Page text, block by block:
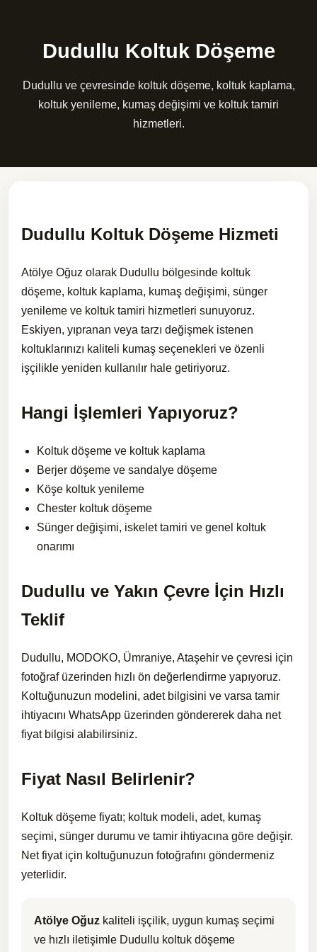
Dudullu Koltuk Döşeme
Dudullu ve çevresinde koltuk döşeme, koltuk kaplama,
koltuk yenileme, kumaş değişimi ve koltuk tamiri
hizmetleri.
Dudullu Koltuk Döşeme Hizmeti
Atölye Oğuz olarak Dudullu bölgesinde koltuk
döşeme, koltuk kaplama, kumaş değişimi, sünger
yenileme ve koltuk tamiri hizmetleri sunuyoruz.
Eskiyen, yıpranan veya tarzı değişmek istenen
koltuklarınızı kaliteli kumaş seçenekleri ve özenli
işçilikle yeniden kullanılır hale getiriyoruz.
Hangi İşlemleri Yapıyoruz?
Koltuk döşeme ve koltuk kaplama
Berjer döşeme ve sandalye döşeme
Köşe koltuk yenileme
Chester koltuk döşeme
Sünger değişimi, iskelet tamiri ve genel koltuk
onarımı
Dudullu ve Yakın Çevre İçin Hızlı
Teklif
Dudullu, MODOKO, Ümraniye, Ataşehir ve çevresi için
fotoğraf üzerinden hızlı ön değerlendirme yapıyoruz.
Koltuğunuzun modelini, adet bilgisini ve varsa tamir
ihtiyacını WhatsApp üzerinden göndererek daha net
fiyat bilgisi alabilirsiniz.
Fiyat Nasıl Belirlenir?
Koltuk döşeme fiyatı; koltuk modeli, adet, kumaş
seçimi, sünger durumu ve tamir ihtiyacına göre değişir.
Net fiyat için koltuğunuzun fotoğrafını göndermeniz
yeterlidir.
Atölye Oğuz kaliteli işçilik, uygun kumaş seçimi
ve hızlı iletişimle Dudullu koltuk döşeme